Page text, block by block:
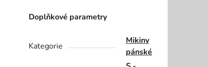
Doplňkové parametry
Kategorie
Mikiny
pánské